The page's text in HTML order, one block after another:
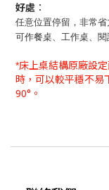
好處︰
任意位置停留，非常省
可作餐桌、工作桌、閱
*床上桌結構原廠設
時，可以較平穩不易
90°。